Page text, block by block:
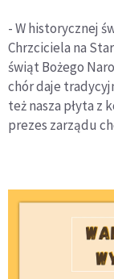
- W historycznej
Chrzciciela na
świąt Bożego
chór daje
też nasza płyta z
prezes zarządu